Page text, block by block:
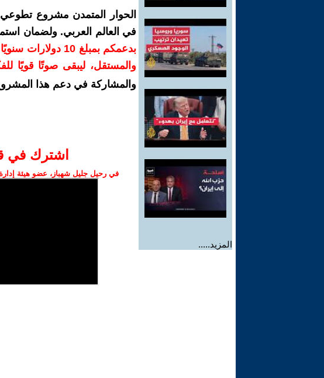
المزيد.....
الحوار المتمدن مشروع تطوعي
في العالم العربي. ولضمان
بدعمكم بمبلغ 10
والمستقل، ليبقى صوتًا قويًا
والمشاركة في دعم هذا
اشترك في
في رحيل جليل شهباز، عضو هيئة